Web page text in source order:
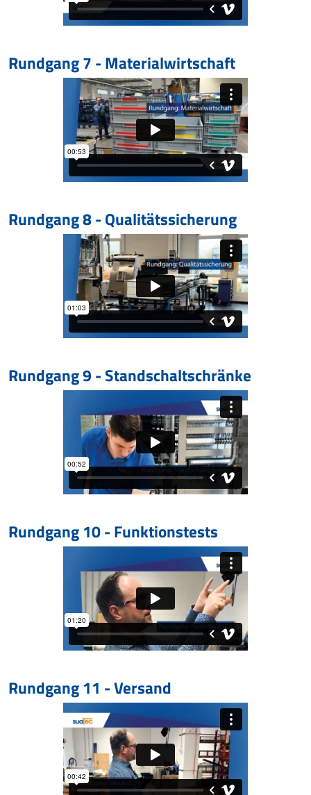
Rundgang 7 - Materialwirtschaft
Rundgang 8 - Qualitätssicherung
Rundgang 9 - Standschaltschränke
Rundgang 10 - Funktionstests
Rundgang 11 - Versand